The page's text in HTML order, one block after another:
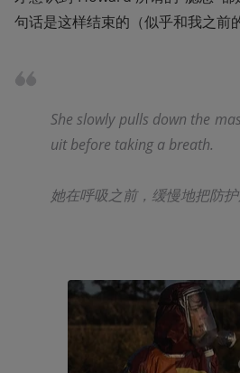
句话是这样结束的（似乎和我之前
She slowly pulls down the
uit before taking a breath.
她在呼吸之前，缓慢地把防护